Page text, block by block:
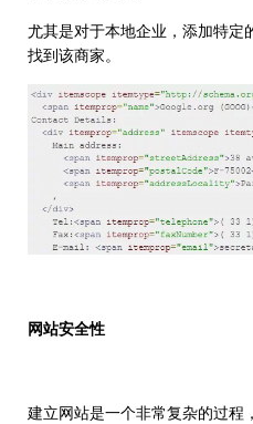
尤其是对于本地企业，添加特定
找到该商家。
网站安全性
建立网站是一个非常复杂的过程